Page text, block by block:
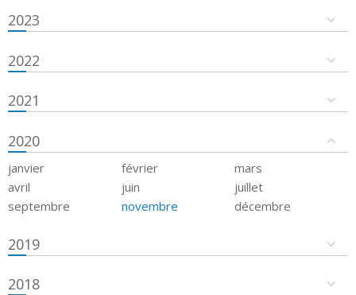
2023
2022
2021
2020
janvier février
mars
avril
juin
juillet
septembre
novembre décembre
2019
2018